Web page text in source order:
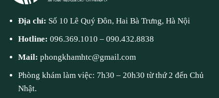
Địa chỉ: Số 10 Lê Quý Đôn, Hai Bà Trưng, Hà Nội
Hotline:096.369.1010 –090.432.8838
Mail:phongkhamhtc@gmail.com
Phòng khám làm việc: 7h30 – 20h30 từ thứ 2 đến Chủ
Nhật.